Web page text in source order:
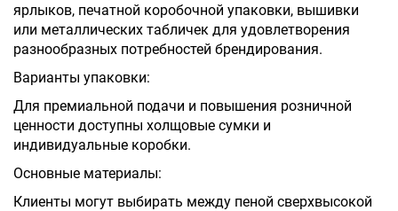
ярлыков, печатной коробочной упаковки, вышивки
или металлических табличек для удовлетворения
разнообразных потребностей брендирования.
Варианты упаковки:
Для премиальной подачи и повышения розничной
ценности доступны холщовые сумки и
индивидуальные коробки.
Основные материалы:
Клиенты могут выбирать между пеной сверхвысокой